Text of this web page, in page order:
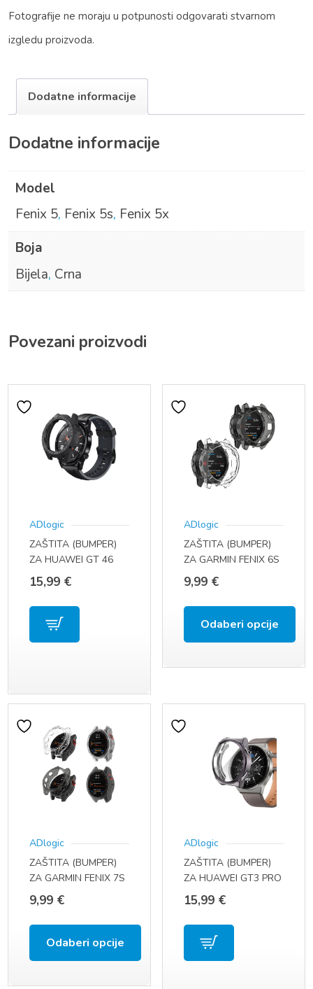
Fotografije ne moraju u potpunosti odgovarati stvarnom
izgledu proizvoda.
Dodatne informacije
Dodatne informacije
Model
Fenix 5, Fenix 5s, Fenix 5x
Boja
Bijela, Crna
Povezani proizvodi
ADlogic
ZAŠTITA (BUMPER)
ZA HUAWEI GT 46
MM
15,99 €
ADlogic
ZAŠTITA (BUMPER)
ZA GARMIN FENIX 6S
-6- 6X
9,99 €
Odaberi opcije
ima
više
varijanti.
Opcije
odabrati
na
stranici
ADlogic
ZAŠTITA (BUMPER)
ZA GARMIN FENIX 7S
-7- 7X
9,99 €
Odaberi opcije
ADlogic
ZAŠTITA (BUMPER)
ZA HUAWEI GT3 PRO
46 MM
15,99 €